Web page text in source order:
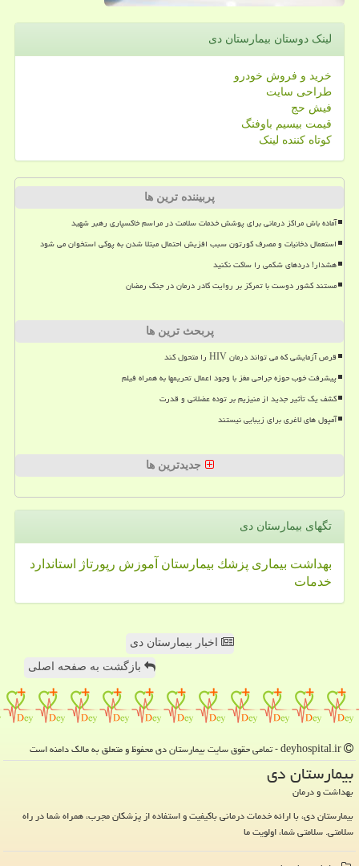
لینک دوستان بیمارستان دی
خرید و فروش خودرو
طراحی سایت
فیش حج
قیمت بیسیم باوفنگ
کوتاه کننده لینک
پربیننده ترین ها
آماده باش مراکز درمانی برای پوشش خدمات سلامت در مراسم خاکسپاری رهبر شهید
استعمال دخانیات و مصرف کورتون سبب افزیش احتمال مبتلا شدن به پوکی استخوان می شود
هشدار! دردهای شکمی را ساکت نکنید
مستند کشور دوست با تمرکز بر روایت کادر درمان در جنگ رمضان
پربحث ترین ها
قرص آزمایشی که می تواند درمان HIV را متحول کند
پیشرفت خوب حوزه جراحی مغز با وجود اعمال تحریمها به همراه فیلم
کشف یک تأثیر جدید از منیزیم بر توده عضلانی و قدرت
آمپول های لاغری برای زیبایی نیستند
جدیدترین ها
تگهای بیمارستان دی
بهداشت بیماری پزشك بیمارستان آموزش رپورتاژ
استاندارد
خدمات
اخبار بیمارستان دی
بازگشت به صفحه اصلی
بیمارستان دی
بهداشت و درمان
بیمارستان دی، با ارائه خدمات درمانی باکیفیت و استفاده از پزشکان مجرب، همراه شما در راه
سلامتی. سلامتی شما، اولویت ما